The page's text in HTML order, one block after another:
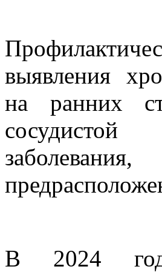
выявления
на ранних
сосудистой
В 2024